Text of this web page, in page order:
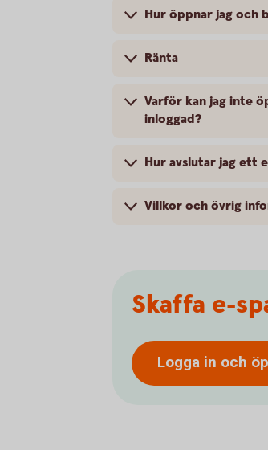
Hur öppnar jag och
Ränta
Varför kan jag inte
inloggad?
Hur avslutar jag ett
Villkor och övrig
Skaffa e-
Logga in och